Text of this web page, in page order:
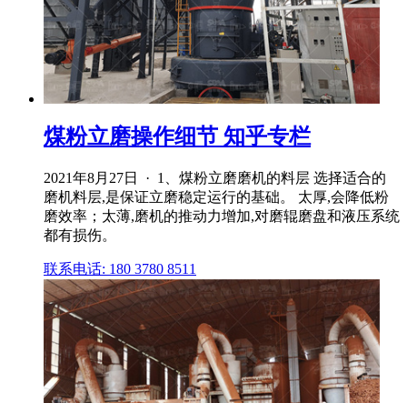
煤粉立磨操作细节 知乎专栏
2021年8月27日 · 1、煤粉立磨磨机的料层 选择适合的
磨机料层,是保证立磨稳定运行的基础。 太厚,会降低粉
磨效率；太薄,磨机的推动力增加,对磨辊磨盘和液压系统
都有损伤。
联系电话: 180 3780 8511